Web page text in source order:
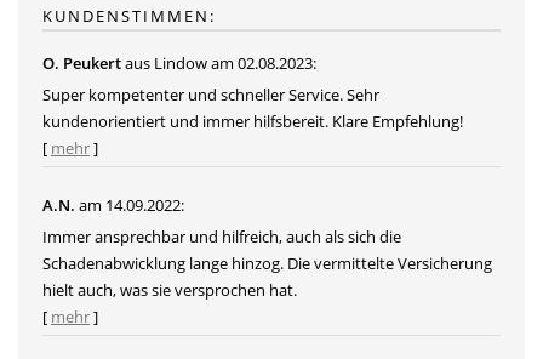
KUNDENSTIMMEN:
O. Peukertaus Lindowam 02.08.2023:
Super kompetenter und schneller Service. Sehr
kundenorientiert und immer hilfsbereit. Klare Empfehlung!
[ mehr]
A.N. am 14.09.2022:
Immer ansprechbar und hilfreich, auch als sich die
Schadenabwicklung lange hinzog. Die vermittelte Versicherung
hielt auch, was sie versprochen hat.
[ mehr]